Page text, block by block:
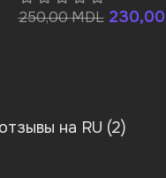
250,00MDL 230,00
на RU (2)